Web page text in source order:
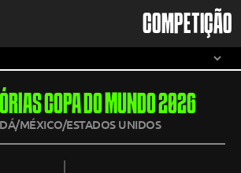
COMPETIÇÃO
COPA DO MUNDO 2026
MÉXICO/ESTADOS UNIDOS